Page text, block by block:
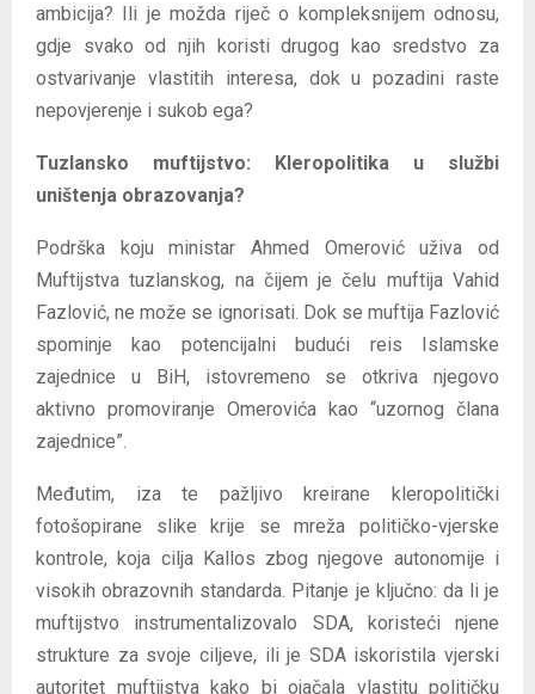
ambicija? Ili je možda riječ o kompleksnijem odnosu,
gdje svako od njih koristi drugog kao sredstvo za
ostvarivanje vlastitih interesa, dok u pozadini raste
nepovjerenje i sukob ega?
Tuzlansko muftijstvo: Kleropolitika u službi
uništenja obrazovanja?
Podrška koju ministar Ahmed Omerović uživa od
Muftijstva tuzlanskog, na čijem je čelu muftija Vahid
Fazlović, ne može se ignorisati. Dok se muftija Fazlović
spominje kao potencijalni budući reis Islamske
zajednice u BiH, istovremeno se otkriva njegovo
aktivno promoviranje Omerovića kao “uzornog člana
zajednice”.
Međutim, iza te pažljivo kreirane kleropolitički
fotošopirane slike krije se mreža političko-vjerske
kontrole, koja cilja Kallos zbog njegove autonomije i
visokih obrazovnih standarda. Pitanje je ključno: da li je
muftijstvo instrumentalizovalo SDA, koristeći njene
strukture za svoje ciljeve, ili je SDA iskoristila vjerski
autoritet muftijstva kako bi ojačala vlastitu političku